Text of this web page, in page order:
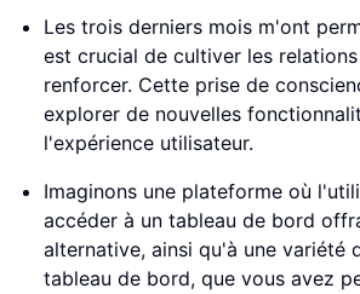
Les trois derniers mois m'ont
est crucial de cultiver les
renforcer. Cette prise de
explorer de nouvelles
l'expérience utilisateur.
Imaginons une plateforme où
accéder à un tableau de bord
alternative, ainsi qu'à une variété
tableau de bord, que vous avez